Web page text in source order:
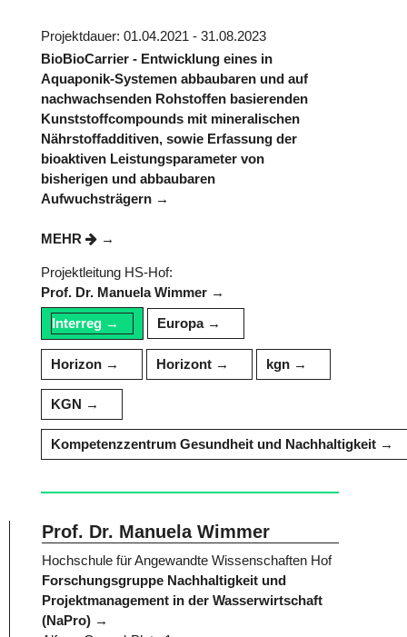
Projektdauer: 01.04.2021 - 31.08.2023
BioBioCarrier - Entwicklung eines in
Aquaponik-Systemen abbaubaren und auf
nachwachsenden Rohstoffen basierenden
Kunststoffcompounds mit mineralischen
Nährstoffadditiven, sowie Erfassung der
bioaktiven Leistungsparameter von
bisherigen und abbaubaren
Aufwuchsträgern
MEHR
Projektleitung HS-Hof:
Prof. Dr. Manuela Wimmer
Interreg
Europa
Horizon Horizont kgn
KGN
Kompetenzzentrum Gesundheit und Nachhaltigkeit
Prof. Dr. Manuela Wimmer
Hochschule für Angewandte Wissenschaften Hof
Forschungsgruppe Nachhaltigkeit und
Projektmanagement in der Wasserwirtschaft
(NaPro)